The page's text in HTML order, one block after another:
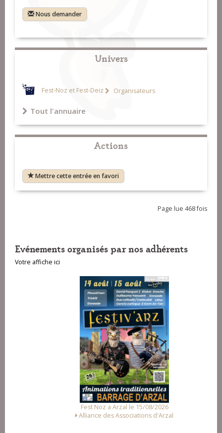
Nous demander
Univers
Fest-Noz et Fest-Deiz Organisateurs
Tout l'annuaire
Actions
Mettre cette entrée en favori
Page lue 468 fois
Evénements organisés par nos adhérents
Votre affiche ici
Fest Noz a Arzal le 15/08/2026
Alliance des Associations d'Arzal